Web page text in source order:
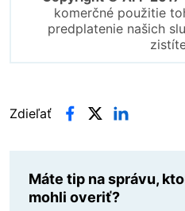
komerčné použitie
predplatenie našich
Zdieľať
Máte tip na správu,
mohli overiť?